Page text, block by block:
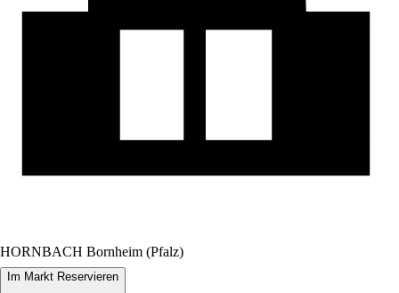
HORNBACH Bornheim (Pfalz)
Im Markt Reservieren